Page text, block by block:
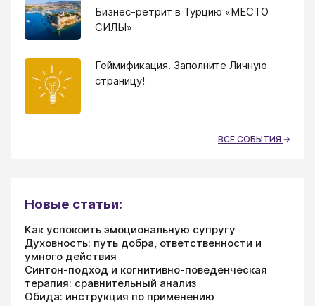
Бизнес-ретрит в Турцию «МЕСТО
СИЛЫ»
Геймификация. Заполните Личную
страницу!
ВСЕ СОБЫТИЯ
Новые статьи:
Как успокоить эмоциональную супругу
Духовность: путь добра, ответственности и
умного действия
Синтон-подход и когнитивно-поведенческая
терапия: сравнительный анализ
Обида: инструкция по применению